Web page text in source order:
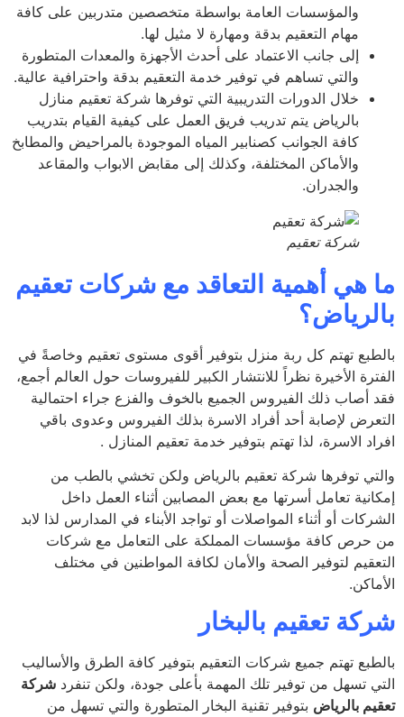
والمؤسسات العامة بواسطة متخصصين متدربين على كافة
مهام التعقيم بدقة ومهارة لا مثيل لها.
إلى جانب الاعتماد على أحدث الأجهزة والمعدات المتطورة
والتي تساهم في توفير خدمة التعقيم بدقة واحترافية عالية.
خلال الدورات التدريبية التي توفرها شركة تعقيم منازل
بالرياض يتم تدريب فريق العمل على كيفية القيام بتدريب
كافة الجوانب كصنابير المياه الموجودة بالمراحيض والمطابخ
والأماكن المختلفة، وكذلك إلى مقابض الابواب والمقاعد
والجدران.
شركة تعقيم
هي أهمية التعاقد مع شركات تعقيم
تهتم كل ربة منزل بتوفير أقوى مستوى تعقيم وخاصةً في
الأخيرة نظراً للانتشار الكبير للفيروسات حول العالم أجمع،
أصاب ذلك الفيروس الجميع بالخوف والفزع جراء احتمالية
لإصابة أحد أفراد الاسرة بذلك الفيروس وعدوى باقي
الاسرة، لذا تهتم بتوفير خدمة تعقيم المنازل .
توفرها شركة تعقيم بالرياض ولكن تخشي بالطب من
تعامل أسرتها مع بعض المصابين أثناء العمل داخل
أو أثناء المواصلات أو تواجد الأبناء في المدارس لذا لابد
كافة مؤسسات المملكة على التعامل مع شركات
لتوفير الصحة والأمان لكافة المواطنين في مختلف
تعقيم بالبخار
تهتم جميع شركات التعقيم بتوفير كافة الطرق والأساليب
تسهل من توفير تلك المهمة بأعلى جودة، ولكن تنفردشركة
بالرياض بتوفير تقنية البخار المتطورة والتي تسهل من